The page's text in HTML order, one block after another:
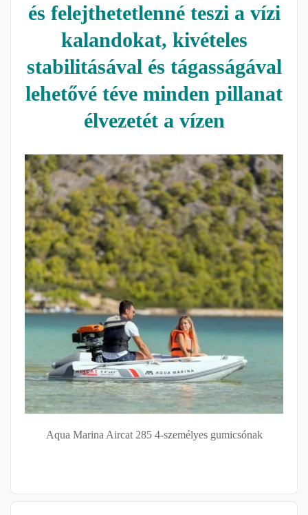
és felejthetetlenné teszi a vízi
kalandokat, kivételes
stabilitásával és tágasságával
lehetővé téve minden pillanat
élvezetét a vízen
Aqua Marina Aircat 285 4-személyes gumicsónak